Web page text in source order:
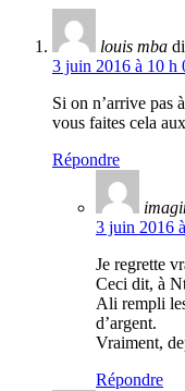
louis mba
3 juin 2016 à 10 h
Si on n’arrive pas
vous faites cela
Répondre
3 juin 2016
Je regrette
Ceci dit, à
Ali rempli
d’argent.
Vraiment,
Répondre